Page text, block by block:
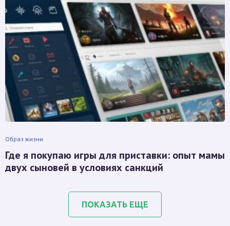
Образ жизни
Где я покупаю игры для приставки: опыт мамы
двух сыновей в условиях санкций
ПОКАЗАТЬ ЕЩЕ